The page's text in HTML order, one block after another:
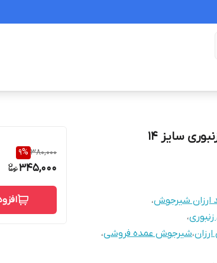
سایز 14
ارزان شیرجوش،
،
،شیرجوش عمده فروشی،
380,000
9%
345,000